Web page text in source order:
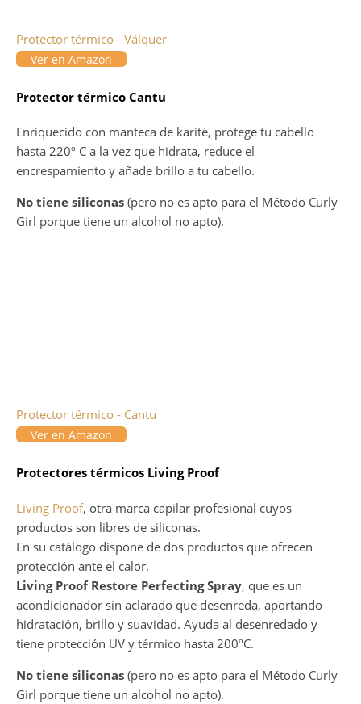
Protector térmico - Válquer
Ver en Amazon
Protector térmico Cantu
Enriquecido con manteca de karité, protege tu cabello
hasta 220º C a la vez que hidrata, reduce el
encrespamiento y añade brillo a tu cabello.
No tiene siliconas (pero no es apto para el Método Curly
Girl porque tiene un alcohol no apto).
Protector térmico - Cantu
Ver en Amazon
Protectores térmicos Living Proof
Living Proof, otra marca capilar profesional cuyos
productos son libres de siliconas.
En su catálogo dispone de dos productos que ofrecen
protección ante el calor.
Living Proof Restore Perfecting Spray, que es un
acondicionador sin aclarado que desenreda, aportando
hidratación, brillo y suavidad. Ayuda al desenredado y
tiene protección UV y térmico hasta 200ºC.
No tiene siliconas (pero no es apto para el Método Curly
Girl porque tiene un alcohol no apto).